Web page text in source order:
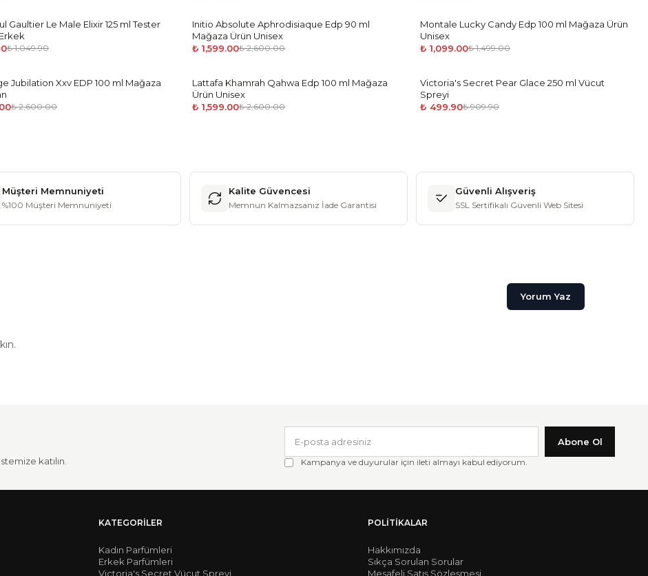
Gaultier Le Male Elixir 125 ml Tester
₺ 1,049.90
-39%
Initio Absolute Aphrodisiaque Edp 90 ml
Mağaza Ürün Unisex
₺ 1,599.00₺ 2,600.00
-27%
Montale Lucky Candy Edp 100 ml Mağaza Ürün
Unisex
₺ 1,099.00₺ 1,499.00
Jubilation Xxv EDP 100 ml Mağaza
₺ 2,600.00
-39%
Lattafa Khamrah Qahwa Edp 100 ml Mağaza
Ürün Unisex
₺ 1,599.00₺ 2,600.00
-45%
Victoria's Secret Pear Glace 250 ml Vücut
Spreyi
₺ 499.90₺ 909.90
Müşteri Memnuniyeti
%100 Müşteri Memnuniyeti
Kalite Güvencesi
Memnun Kalmazsanız İade Garantisi
Güvenli Alışveriş
SSL Sertifikalı Güvenli Web Sitesi
Yorum Yaz
katılın.
Abone Ol
Kampanya ve duyurular için ileti almayı kabul ediyorum.
KATEGORILER
Kadın Parfümleri
Erkek Parfümleri
Victoria's Secret Vücut Spreyi
POLITIKALAR
Hakkımızda
Sıkça Sorulan Sorular
Mesafeli Satış Sözleşmesi